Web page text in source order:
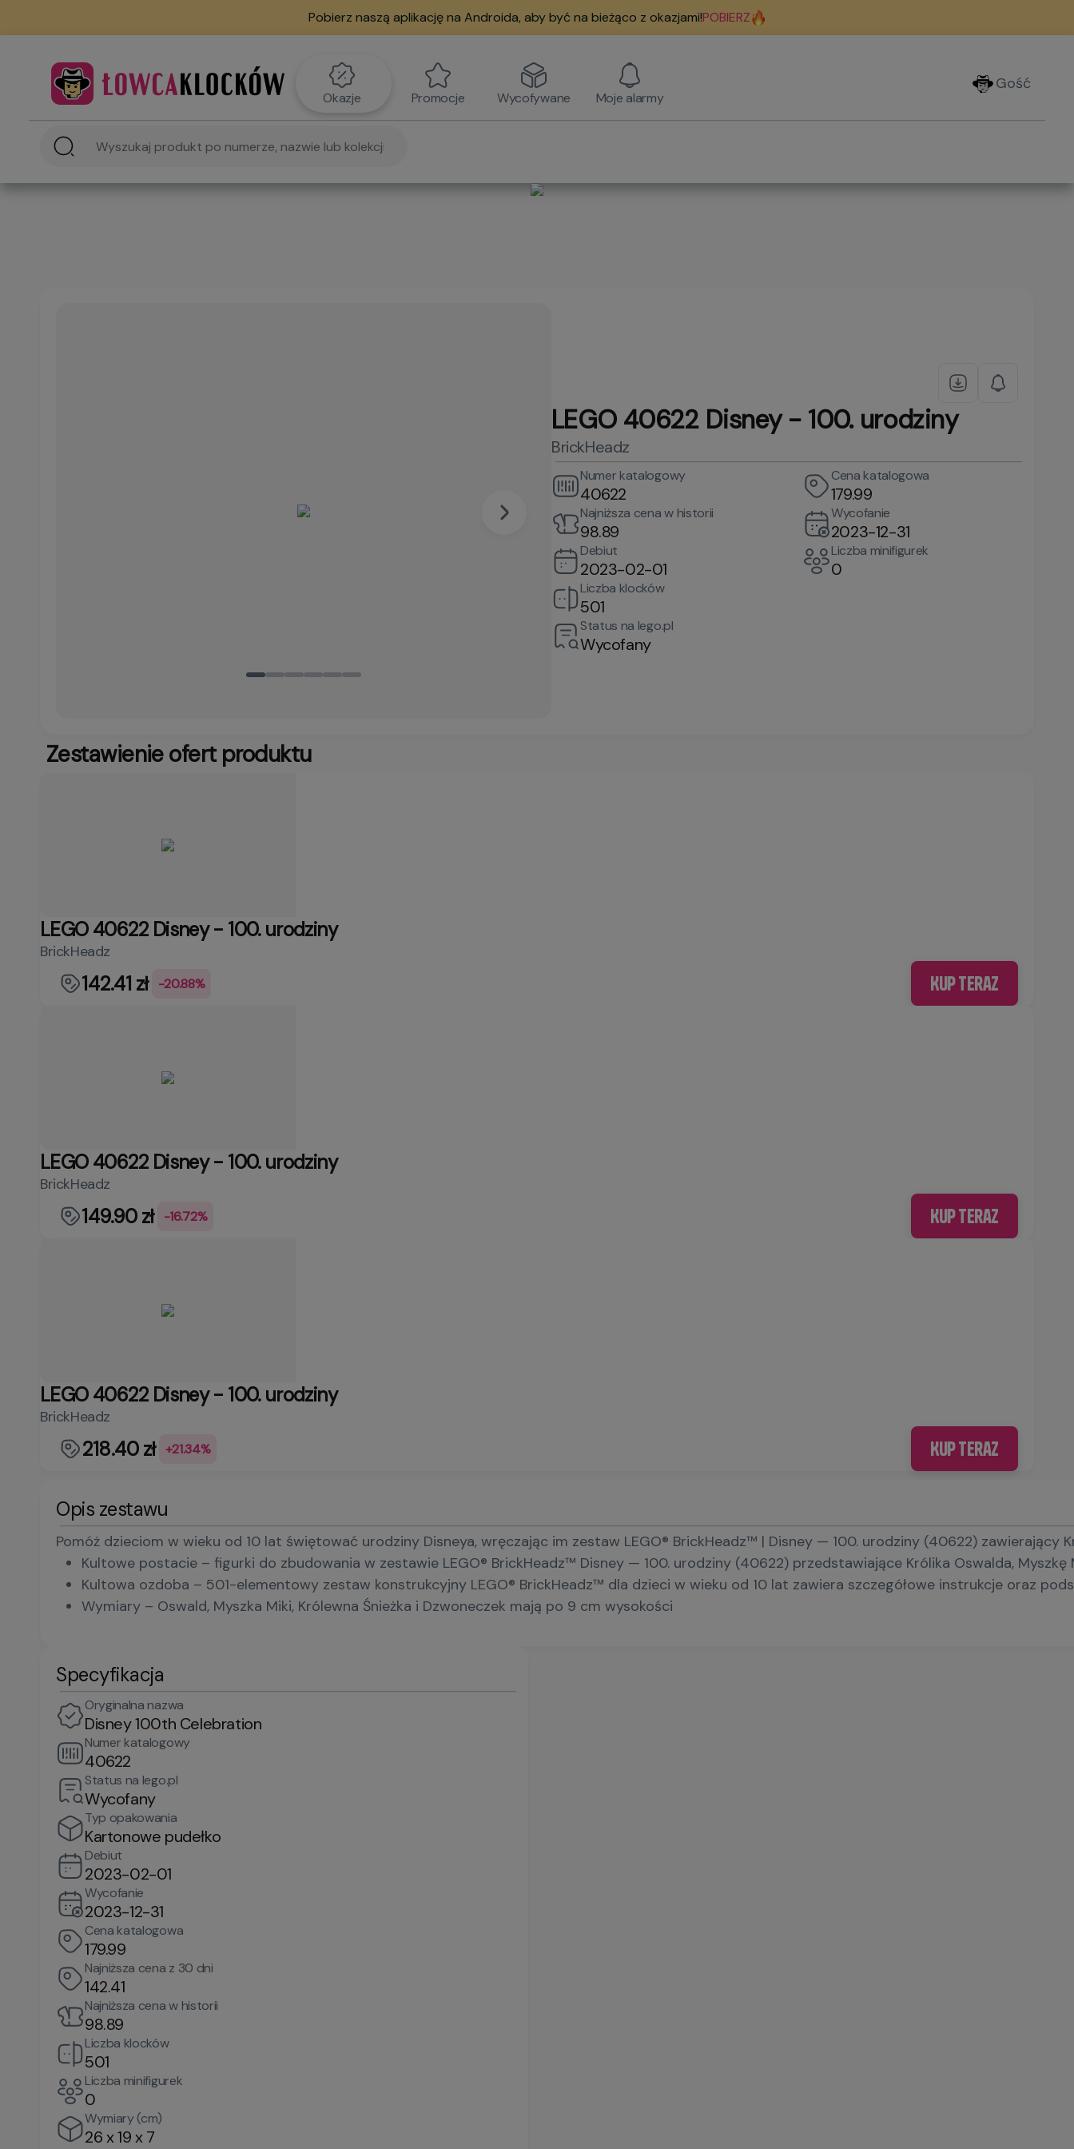
Pobierz naszą aplikację na Androida, aby być na bieżąco z okazjami!POBIERZ
Okazje Promocje Wycofywane Moje alarmy
Gość
LEGO 40622 Disney - 100. urodziny
BrickHeadz
Numer katalogowy
40622
Najniższa cena w historii
98.89
Debiut
2023-02-01
Liczba klocków
501
Status na lego.pl
Wycofany
Cena katalogowa
179.99
Wycofanie
2023-12-31
Liczba minifigurek
0
Zestawienie ofert produktu
LEGO 40622 Disney - 100. urodziny
BrickHeadz
142.41 zł -20.88% Kup teraz
LEGO 40622 Disney - 100. urodziny
BrickHeadz
149.90 zł -16.72% Kup teraz
LEGO 40622 Disney - 100. urodziny
BrickHeadz
218.40 zł +21.34% Kup teraz
Opis zestawu
Pomóż dzieciom w wieku od 10 lat świętować urodziny Disneya, wręczając im zestaw LEGO® BrickHeadz™ | Disney — 100. urodziny (40622)
Kultowe postacie – figurki do zbudowania w zestawie LEGO® BrickHeadz™ Disney — 100. urodziny (40622) przedstawiające Królika Oswalda,
Kultowa ozdoba – 501-elementowy zestaw konstrukcyjny LEGO® BrickHeadz™ dla dzieci w wieku od 10 lat zawiera szczegółowe instrukcje oraz
Wymiary – Oswald, Myszka Miki, Królewna Śnieżka i Dzwoneczek mają po 9 cm wysokości
Specyfikacja
Oryginalna nazwa
Disney 100th Celebration
Numer katalogowy
40622
Status na lego.pl
Wycofany
Typ opakowania
Kartonowe pudełko
Debiut
2023-02-01
Wycofanie
2023-12-31
Cena katalogowa
179.99
Najniższa cena z 30 dni
142.41
Najniższa cena w historii
98.89
Liczba klocków
501
Liczba minifigurek
0
Wymiary (cm)
26 x 19 x 7